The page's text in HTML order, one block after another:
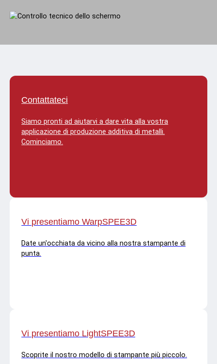
Contattateci
Siamo pronti ad aiutarvi a dare vita alla vostra
applicazione di produzione additiva di metalli.
Cominciamo.
Vi presentiamo WarpSPEE3D
Date un'occhiata da vicino alla nostra stampante di
punta.
Vi presentiamo LightSPEE3D
Scoprite il nostro modello di stampante più piccolo.